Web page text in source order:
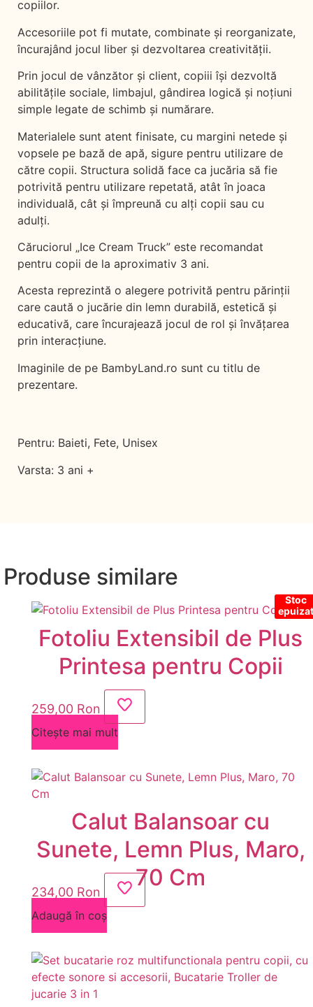
copiilor.
Accesoriile pot fi mutate, combinate și reorganizate,
încurajând jocul liber și dezvoltarea creativității.
Prin jocul de vânzător și client, copiii își dezvoltă
abilitățile sociale, limbajul, gândirea logică și noțiuni
simple legate de schimb și numărare.
Materialele sunt atent finisate, cu margini netede și
vopsele pe bază de apă, sigure pentru utilizare de
către copii. Structura solidă face ca jucăria să fie
potrivită pentru utilizare repetată, atât în joaca
individuală, cât și împreună cu alți copii sau cu
adulți.
Căruciorul „Ice Cream Truck” este recomandat
pentru copii de la aproximativ 3 ani.
Acesta reprezintă o alegere potrivită pentru părinții
care caută o jucărie din lemn durabilă, estetică și
educativă, care încurajează jocul de rol și învățarea
prin interacțiune.
Imaginile de pe BambyLand.ro sunt cu titlu de
prezentare.
Pentru: Baieti, Fete, Unisex
Varsta: 3 ani +
Produse similare
Stoc
epuizat
Fotoliu Extensibil de Plus
Printesa pentru Copii
259,00 Ron
Citește mai mult
Calut Balansoar cu
Sunete, Lemn Plus, Maro,
70 Cm
234,00 Ron
Adaugă în coș